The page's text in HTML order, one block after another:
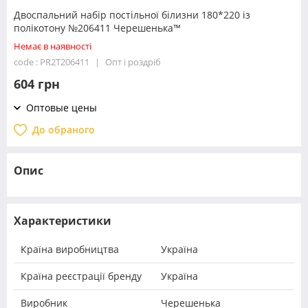
Двоспальний набір постільної білизни 180*220 із
полікотону №206411 Черешенька™
Немає в наявності
code : PR2T206411
Опт і роздріб
604 грн
Оптовые цены
До обраного
Опис
Характеристики
Країна виробництва Україна
Країна реєстрації бренду Україна
Виробник Черешенька